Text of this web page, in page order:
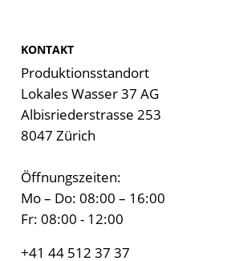
KONTAKT
Produktionsstandort
Lokales Wasser 37 AG
Albisriederstrasse 253
8047 Zürich
Öffnungszeiten:
Mo – Do: 08:00 – 16:00
Fr: 08:00 - 12:00
+41 44 512 37 37